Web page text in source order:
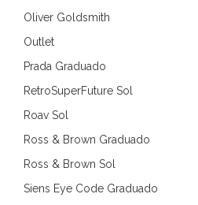
Oliver Goldsmith
Outlet
Prada Graduado
RetroSuperFuture Sol
Roav Sol
Ross & Brown Graduado
Ross & Brown Sol
Siens Eye Code Graduado